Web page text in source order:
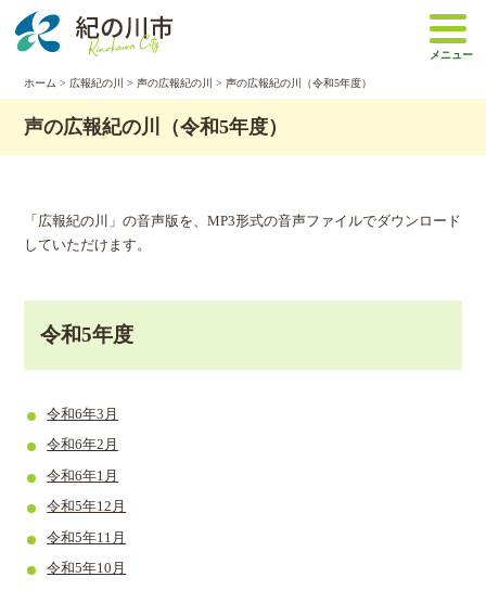
メニュー
ホーム > 広報紀の川 >声の広報紀の川 > 声の広報紀の川（令和5年度）
声の広報紀の川（令和5年度）
「広報紀の川」の音声版を、MP3形式の音声ファイルでダウンロード
していただけます。
令和5年度
令和6年3月
令和6年2月
令和6年1月
令和5年12月
令和5年11月
令和5年10月